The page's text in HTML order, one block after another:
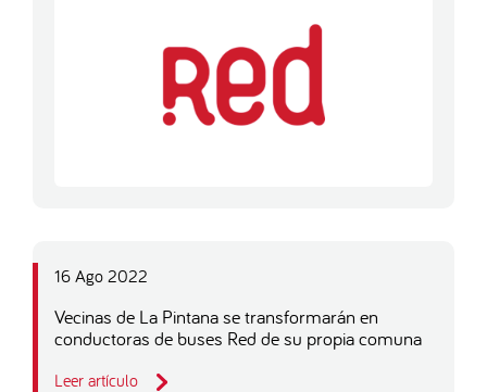
16 Ago 2022
Vecinas de La Pintana se transformarán en
conductoras de buses Red de su propia comuna
Leer artículo